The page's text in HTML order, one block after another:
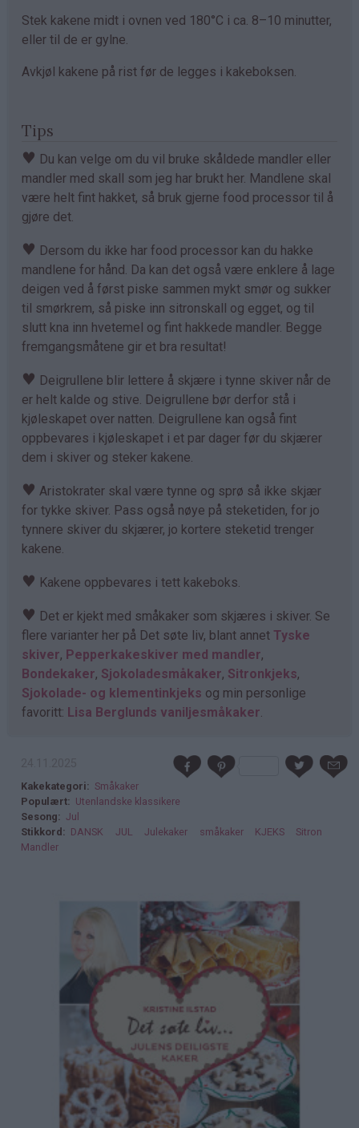
Stek kakene midt i ovnen ved 180°C i ca. 8–10 minutter,
eller til de er gylne.
Avkjøl kakene på rist før de legges i kakeboksen.
Tips
♥ Du kan velge om du vil bruke skåldede mandler eller
mandler med skall som jeg har brukt her. Mandlene skal
være helt fint hakket, så bruk gjerne food processor til å
gjøre det.
♥ Dersom du ikke har food processor kan du hakke
mandlene for hånd. Da kan det også være enklere å lage
deigen ved å først piske sammen mykt smør og sukker
til smørkrem, så piske inn sitronskall og egget, og til
slutt kna inn hvetemel og fint hakkede mandler. Begge
fremgangsmåtene gir et bra resultat!
♥ Deigrullene blir lettere å skjære i tynne skiver når de
er helt kalde og stive. Deigrullene bør derfor stå i
kjøleskapet over natten. Deigrullene kan også fint
oppbevares i kjøleskapet i et par dager før du skjærer
dem i skiver og steker kakene.
♥ Aristokrater skal være tynne og sprø så ikke skjær
for tykke skiver. Pass også nøye på steketiden, for jo
tynnere skiver du skjærer, jo kortere steketid trenger
kakene.
♥ Kakene oppbevares i tett kakeboks.
♥ Det er kjekt med småkaker som skjæres i skiver. Se
flere varianter her på Det søte liv, blant annet Tyske
skiver, Pepperkakeskiver med mandler,
Bondekaker, Sjokoladesmåkaker, Sitronkjeks,
Sjokolade- og klementinkjeks og min personlige
favoritt: Lisa Berglunds vaniljesmåkaker.
Kakekategori
Småkaker
Populært
Utenlandske klassikere
Sesong
Jul
Stikkord
DANSK JUL Julekaker småkaker KJEKS
Sitron
Mandler